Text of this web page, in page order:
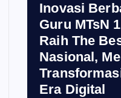
Inovasi
Guru MTsN
Raih The
Nasional,
Era Digital